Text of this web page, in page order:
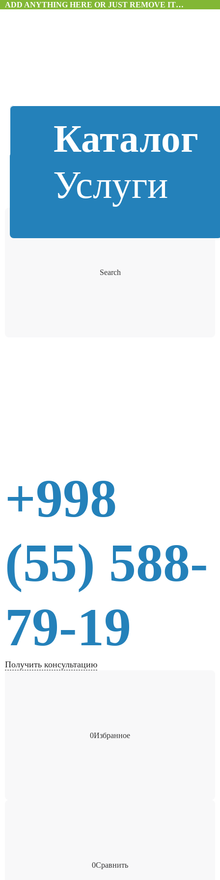
ADD ANYTHING HERE OR JUST REMOVE IT…
Каталог
Услуги
Search
+998
(55) 588-
79-19
Получить консультацию
0Избранное
0Сравнить